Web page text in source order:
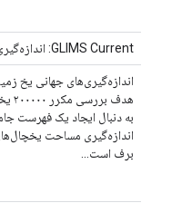
GLIMS Current: اندازه‌گیری یخ‌های خشکی جهان از فضا
به دنبال ایجاد یک فهرست
اندازه‌گیری مساحت
برف است...